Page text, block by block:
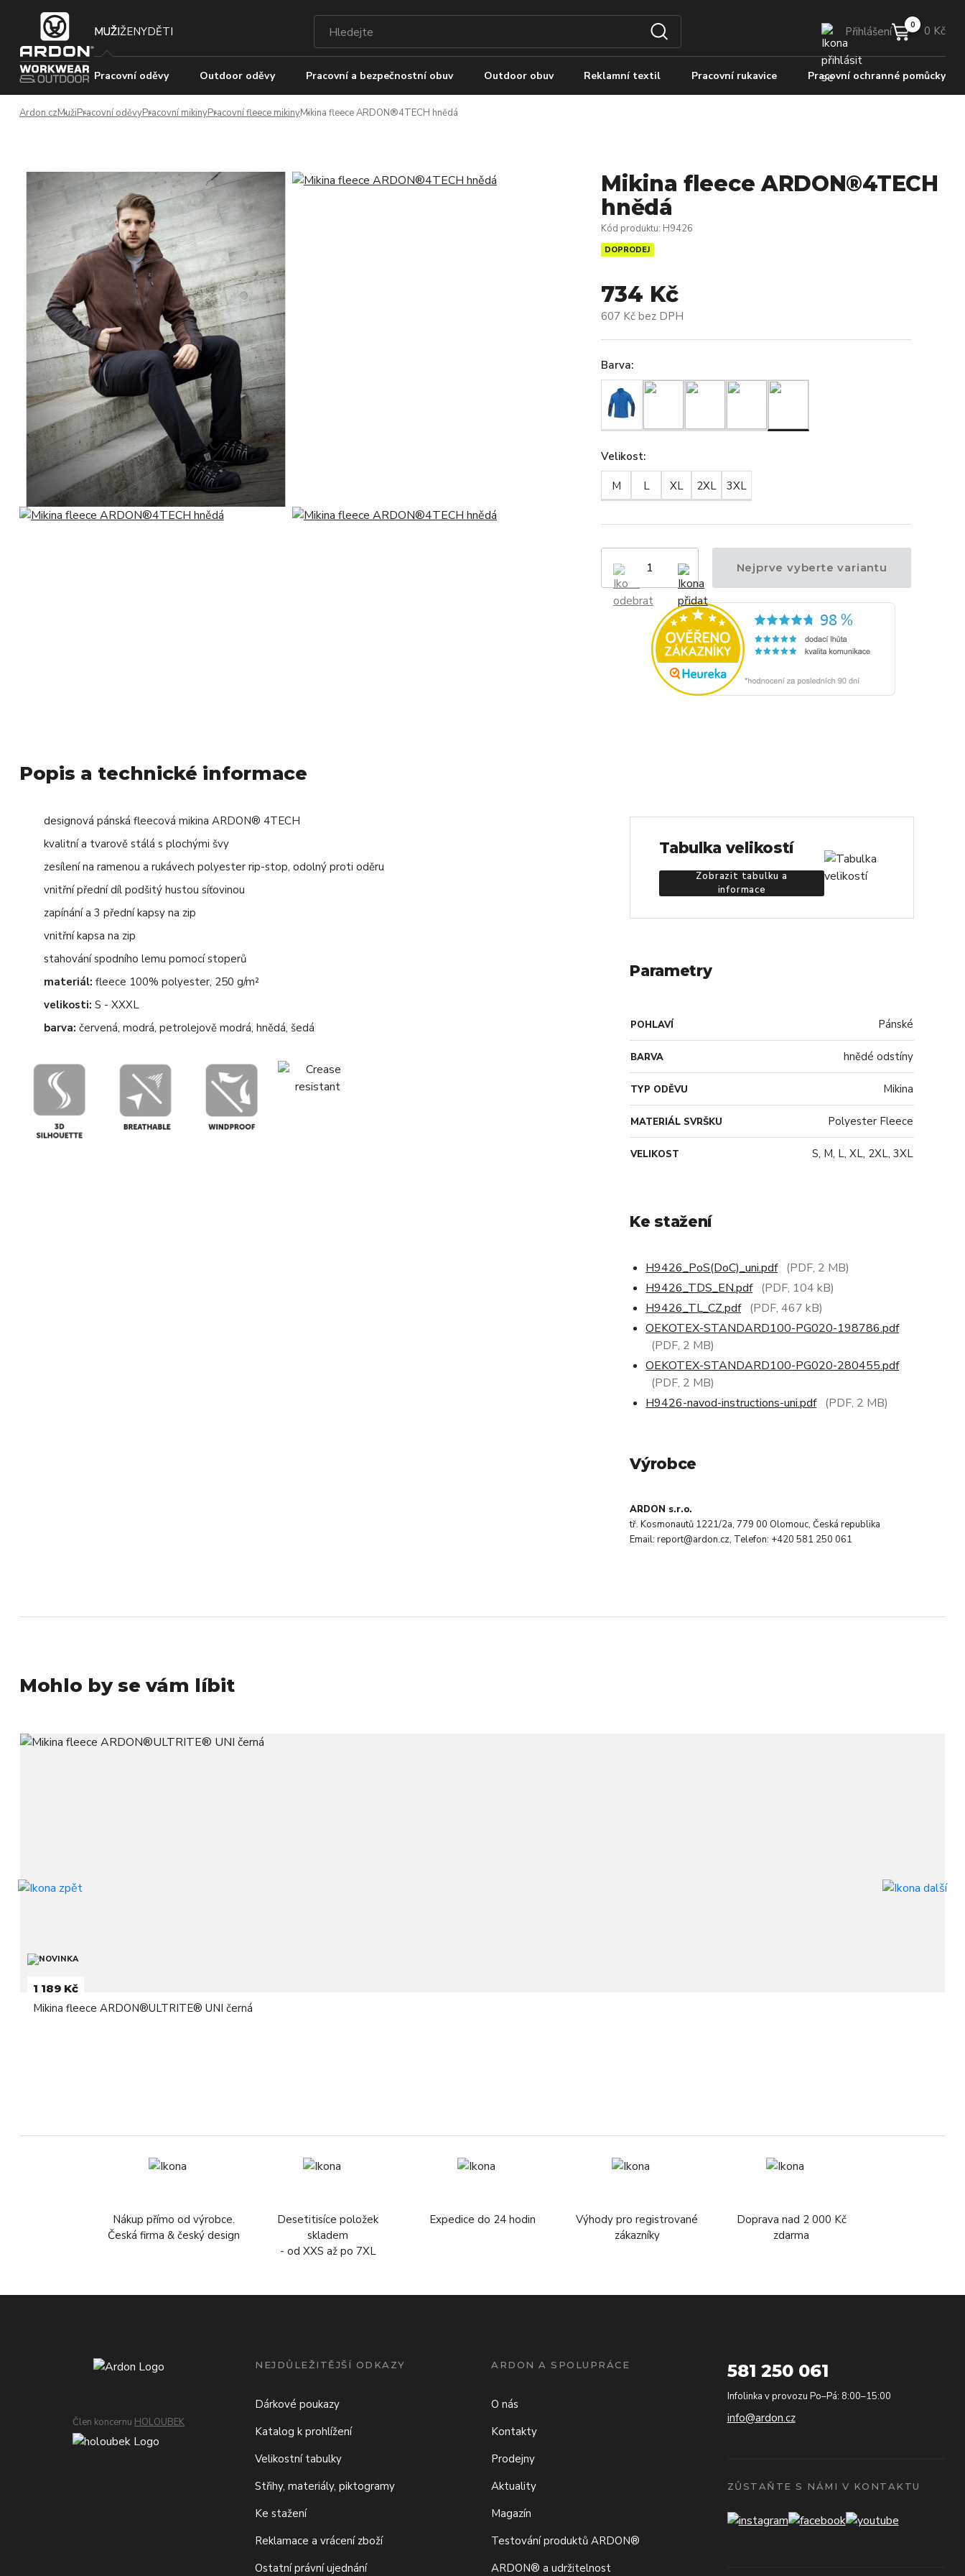
MUŽIŽENYDĚTI Přihlášení 0 Kč
Pracovní oděvy Outdoor oděvy Pracovní a bezpečnostní obuv Outdoor obuv Reklamní textil Pracovní rukavice Pracovní ochranné pomůcky
Ardon.czMužiPracovní oděvyPracovní mikinyPracovní fleece mikinyMikina fleece ARDON®4TECH hnědá
Mikina fleece ARDON®4TECH
hnědá
Kód produktu: H9426
DOPRODEJ
734 Kč
607 Kč bez DPH
Barva:
Velikost:
M L XL 2XL 3XL
Nejprve vyberte variantu
Popis a technické informace
designová pánská fleecová mikina ARDON® 4TECH
kvalitní a tvarově stálá s plochými švy
zesílení na ramenou a rukávech polyester rip-stop, odolný proti oděru
vnitřní přední díl podšitý hustou síťovinou
zapínání a 3 přední kapsy na zip
vnitřní kapsa na zip
stahování spodního lemu pomocí stoperů
materiál: fleece 100% polyester, 250 g/m²
velikosti: S - XXXL
barva: červená, modrá, petrolejově modrá, hnědá, šedá
Tabulka velikostí
Zobrazit tabulku a
informace
Parametry
POHLAVÍ Pánské
BARVA hnědé odstíny
TYP ODĚVU Mikina
MATERIÁL SVRŠKU Polyester Fleece
VELIKOST S, M, L, XL, 2XL, 3XL
Ke stažení
H9426_PoS(DoC)_uni.pdf (PDF, 2 MB)
H9426_TDS_EN.pdf (PDF, 104 kB)
H9426_TL_CZ.pdf (PDF, 467 kB)
OEKOTEX-STANDARD100-PG020-198786.pdf
(PDF, 2 MB)
OEKOTEX-STANDARD100-PG020-280455.pdf
(PDF, 2 MB)
H9426-navod-instructions-uni.pdf (PDF, 2 MB)
Výrobce
ARDON s.r.o.
tř. Kosmonautů 1221/2a, 779 00 Olomouc, Česká republika
Email: report@ardon.cz, Telefon: +420 581 250 061
Mohlo by se vám líbit
1 189 Kč
Mikina fleece ARDON®ULTRITE® UNI černá
Nákup přímo od výrobce.
Česká firma & český design
Desetitisíce položek
skladem
- od XXS až po 7XL
Expedice do 24 hodin
Výhody pro registrované
zákazníky
Doprava nad 2 000 Kč
zdarma
Člen koncernu HOLOUBEK
NEJDŮLEŽITĚJŠÍ ODKAZY
Dárkové poukazy
Katalog k prohlížení
Velikostní tabulky
Střihy, materiály, piktogramy
Ke stažení
Reklamace a vrácení zboží
Ostatní právní ujednání
ARDON A SPOLUPRÁCE
O nás
Kontakty
Prodejny
Aktuality
Magazín
Testování produktů ARDON®
ARDON® a udržitelnost
581 250 061
Infolinka v provozu Po–Pá: 8:00–15:00
info@ardon.cz
ZŮSTAŇTE S NÁMI V KONTAKTU